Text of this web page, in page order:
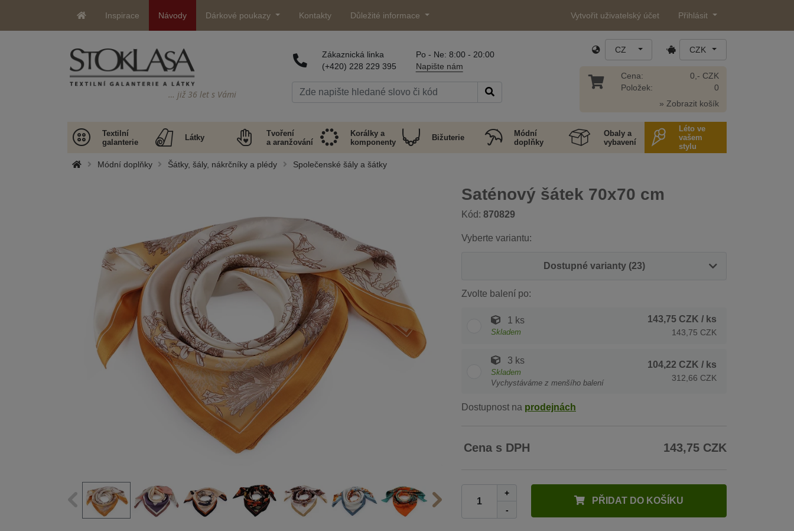
Inspirace Návody Dárkové poukazy Kontakty Důležité informace Vytvořit uživatelský účet Přihlásit
… již 36 let s Vámi
Zákaznická linka
(+420) 228 229 395
Po - Ne: 8:00 - 20:00
Napište nám
CZ CZK
Cena:
Položek:
0,- CZK
0
» Zobrazit košík
Textilní
galanterie
Látky
Tvoření
a aranžování
Korálky a
komponenty
Bižuterie
Módní
doplňky
Obaly a
vybavení
Léto ve
vašem
stylu
Módní doplňky Šátky, šály, nákrčníky a plédy Společenské šály a šátky
Saténový šátek 70x70 cm
Kód: 870829
Vyberte variantu:
Dostupné varianty (23)
Zvolte balení po:
1 ks
Skladem
143,75 CZK / ks
143,75 CZK
3 ks
Skladem
Vychystáváme z menšího balení
104,22 CZK / ks
312,66 CZK
Dostupnost na prodejnách
Cena s DPH 143,75 CZK
+
-
PŘIDAT DO KOŠÍKU